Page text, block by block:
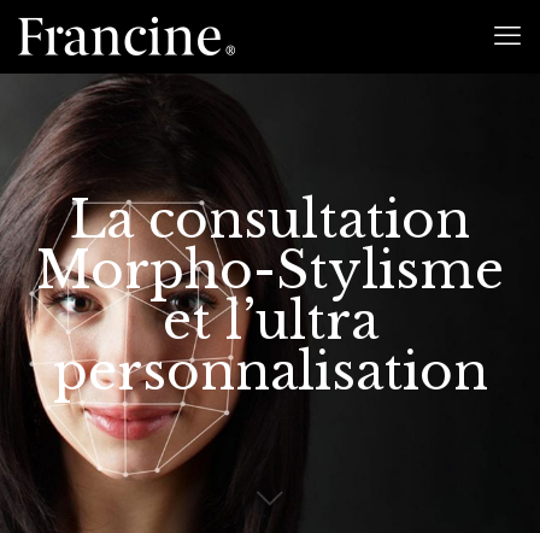
La consultation
Morpho-Stylisme
et l’ultra
personnalisation